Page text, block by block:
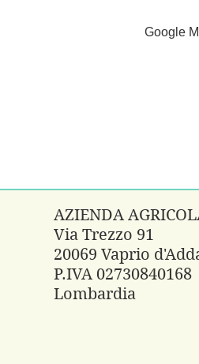
Google
AZIENDA
Via Trezzo 91
20069 Vaprio
P.IVA 02730840168
Lombardia